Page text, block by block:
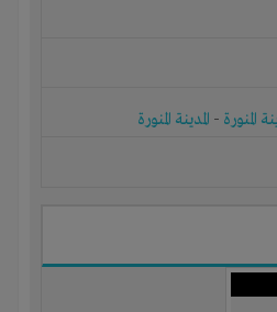
المنورة - المدينة المنورة